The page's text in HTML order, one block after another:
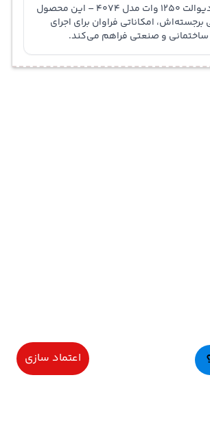
مینی فرز وسط دیوالت 1250 وات مدل 4074 – این محصول
امکاناتی فراوان برای اجرای
ساختمانی و صنعتی فراهم می‌کند.
اعتماد سازی